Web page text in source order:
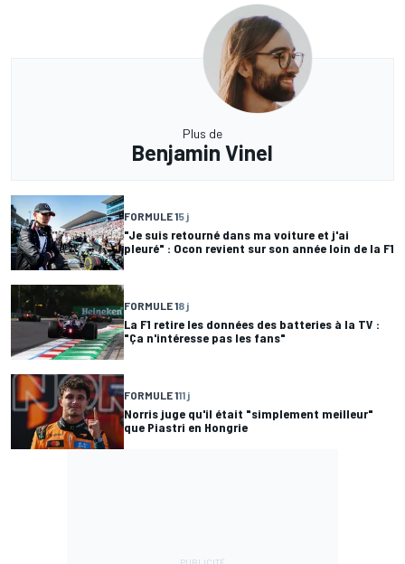
Plus de
Benjamin Vinel
FORMULE 15 j
"Je suis retourné dans ma voiture et j'ai
pleuré" : Ocon revient sur son année loin de la F1
FORMULE 18 j
La F1 retire les données des batteries à la TV :
"Ça n'intéresse pas les fans"
FORMULE 111 j
Norris juge qu'il était "simplement meilleur"
que Piastri en Hongrie